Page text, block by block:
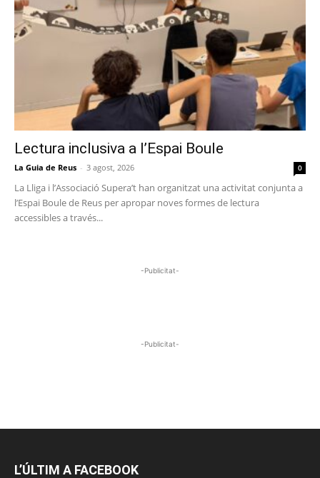
Lectura inclusiva a l’Espai Boule
La Guia de Reus - 3 agost, 2026 0
La Lliga i l’Associació Supera’t han organitzat una activitat conjunta a
l’Espai Boule de Reus per apropar noves formes de lectura
accessibles a través...
-Publicitat-
-Publicitat-
L’ÚLTIM A FACEBOOK